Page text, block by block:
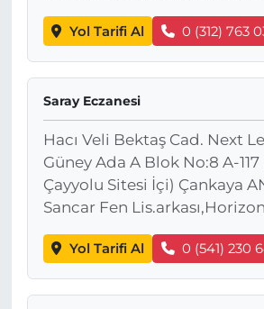
Yol Tarifi Al 0 (312) 763
Saray Eczanesi
Hacı Veli Bektaş Cad. Next
Güney Ada A Blok No:8 A-
Çayyolu Sitesi İçi) Çankaya
Sancar Fen
Yol Tarifi Al 0 (541) 230